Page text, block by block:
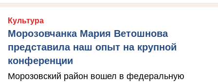
Культура
Морозовчанка Мария Ветошнова
представила наш опыт на крупной
конференции
Морозовский район вошел в федеральную